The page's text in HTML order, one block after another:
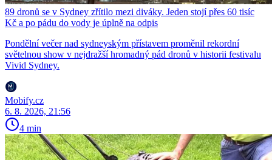
89 dronů se v Sydney zřítilo mezi diváky. Jeden stojí přes 60 tisíc
Kč a po pádu do vody je úplně na odpis
Pondělní večer nad sydneyským přístavem proměnil rekordní
světelnou show v nejdražší hromadný pád dronů v historii festivalu
Vivid Sydney.
Mobify.cz
6. 8. 2026, 21:56
4 min